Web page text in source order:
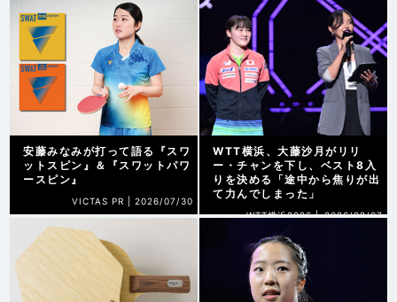
安藤みなみが打って語る『スワ
ットスピン』＆『スワットパワ
ースピン』
VICTAS PR | 2026/07/30
WTT横浜、大藤沙月がリリ
ー・チャンを下し、ベスト8入
りを決める「途中から焦りが出
て力んでしまった」
WTT横浜2026 | 2026/08/07